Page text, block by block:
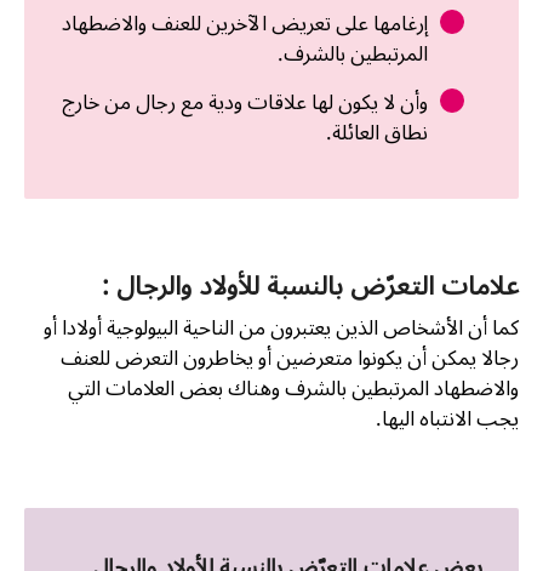
إرغامها على تعريض الآخرين للعنف والاضطهاد
المرتبطين بالشرف.
وأن لا يكون لها علاقات ودية مع رجال من خارج
نطاق العائلة.
علامات التعرّض بالنسبة للأولاد والرجال :
كما أن الأشخاص الذين يعتبرون من الناحية البيولوجية أولادا أو
رجالا يمكن أن يكونوا متعرضين أو يخاطرون التعرض للعنف
والاضطهاد المرتبطين بالشرف وهناك بعض العلامات التي
يجب الانتباه اليها.